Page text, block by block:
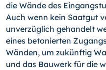
die Wände des
Auch wenn kein Saatgut
unverzüglich gehandelt
eines betonierten
Wänden, um zukünftig
und das Bauwerk für die